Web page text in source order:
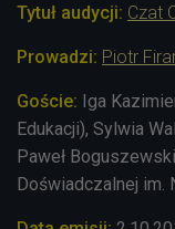
Tytuł audycji: Czat
Prowadzi: Piotr
Goście: Iga
Edukacji), Sylwia
Paweł
Doświadczalnej im.